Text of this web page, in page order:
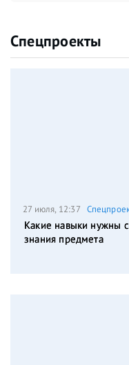
Спецпроекты
27 июля, 12:37
Какие навыки нужны
знания предмета